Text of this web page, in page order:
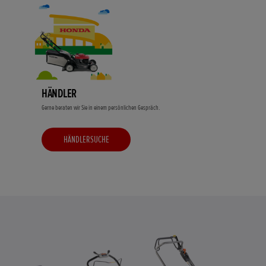
HÄNDLER
Gerne beraten wir Sie in einem persönlichen Gespräch.
HÄNDLERSUCHE